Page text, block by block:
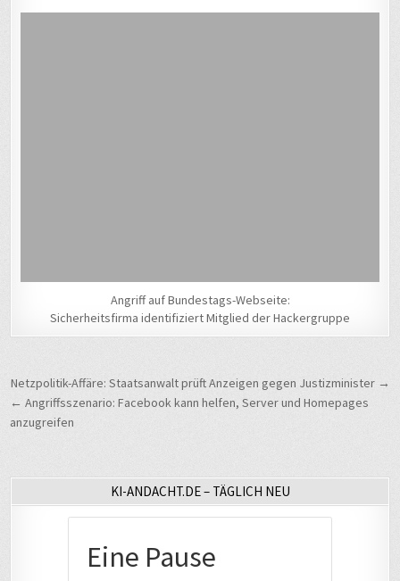
Angriff auf Bundestags-Webseite:
Sicherheitsfirma identifiziert Mitglied der Hackergruppe
Beitragsnavigation
Netzpolitik-Affäre: Staatsanwalt prüft Anzeigen gegen Justizminister →
← Angriffsszenario: Facebook kann helfen, Server und Homepages
anzugreifen
KI-ANDACHT.DE – TÄGLICH NEU